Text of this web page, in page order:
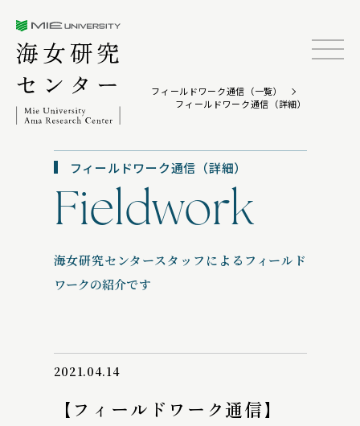
フィールドワーク通信（一覧）
フィールドワーク通信（詳細）
フィールドワーク通信（詳細）
Fieldwork
海女研究センタースタッフによるフィールド
ワークの紹介です
2021.04.14
【フィールドワーク通信】